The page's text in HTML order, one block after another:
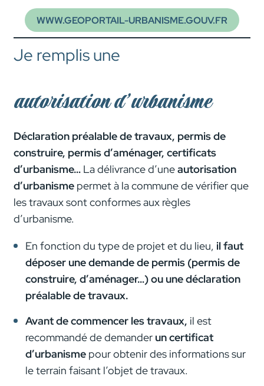
WWW.GEOPORTAIL-URBANISME.GOUV.FR
Je remplis une
autorisation d’urbanisme
Déclaration préalable de travaux, permis de
construire, permis d’aménager, certificats
d’urbanisme… La délivrance d’uneautorisation
d’urbanisme permet à la commune de vérifier que
les travaux sont conformes aux règles
d’urbanisme.
En fonction du type de projet et du lieu, il faut
déposer une demande de permis (permis de
construire, d’aménager…) ou une déclaration
préalable de travaux.
Avant de commencer les travaux, il est
recommandé de demander un certificat
d’urbanisme pour obtenir des informations sur
le terrain faisant l’objet de travaux.